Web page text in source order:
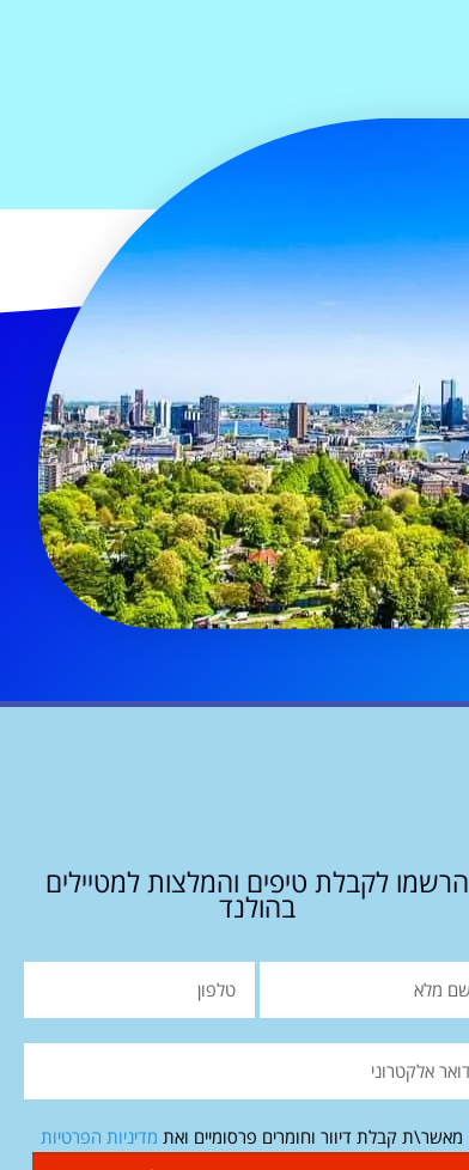
הרשמו לקבלת טיפים והמלצות למטיילים
בהולנד
מאשר\ת קבלת דיוור וחומרים פרסומיים ואת מדיניות הפרטיות